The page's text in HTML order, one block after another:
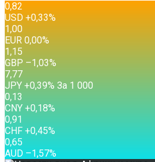
0,82
USD +0,33%
1,00
EUR 0,00%
1,15
GBP –1,03%
7,77
JPY +0,39% За 1 000
0,13
CNY +0,18%
0,91
CHF +0,45%
0,65
AUD –1,57%